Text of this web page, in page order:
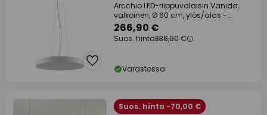
Arcchio LED-riippuvalaisin Vanida,
valkoinen, Ø 60 cm, ylös/alas -
valaisin
266,90 €
Suos. hinta336,90 €
Varastossa
Suos. hinta -70,00 €